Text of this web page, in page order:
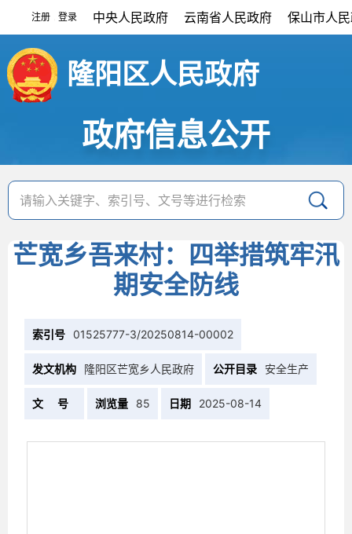
注册 登录 中央人民政府 云南省人民政府 保山市人
隆阳区人民政府
政府信息公开
芒宽乡吾来村：四举措筑牢汛
期安全防线
索引号 01525777-3/20250814-00002
发文机构 隆阳区芒宽乡人民政府 公开目录 安全生产
文 号 浏览量 85 日期 2025-08-14